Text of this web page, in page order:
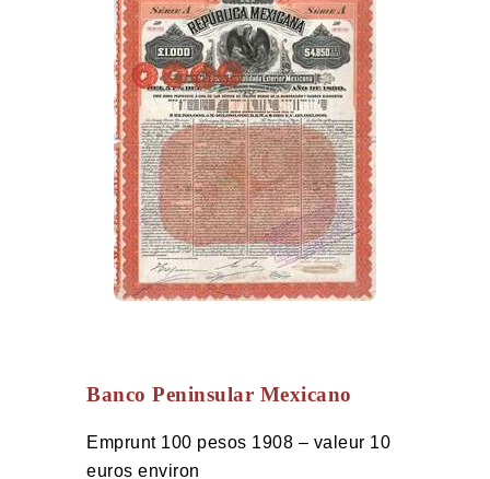
Banco Peninsular Mexicano
Emprunt 100 pesos 1908 – valeur 10
euros environ